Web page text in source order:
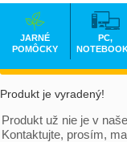
Produkt je vyradený!
Produkt už nie je v
Kontaktujte, prosím,
JARNÉ
POMÔCKY
PC,